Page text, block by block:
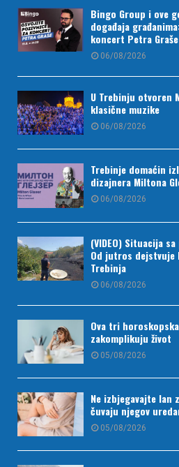
Bingo Group i ove
događaja
koncert Petra Graše
06/08/2026
U Trebinju otvoren
klasične muzike
06/08/2026
Trebinje domaćin
dizajnera Miltona
06/08/2026
(VIDEO) Situacija
Od jutros
Trebinja
06/08/2026
Ova tri
zakomplikuju život
05/08/2026
Ne izbjegavajte lan
čuvaju njegov
05/08/2026